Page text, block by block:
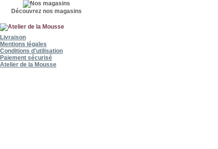
Découvrez nos magasins
Livraison
Mentions légales
Conditions d'utilisation
Paiement sécurisé
Atelier de la Mousse